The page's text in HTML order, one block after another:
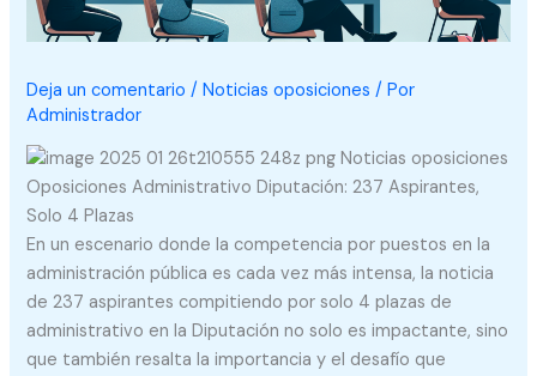
Deja un comentario /Noticias oposiciones / Por
Administrador
Oposiciones Administrativo Diputación: 237 Aspirantes,
Solo 4 Plazas
En un escenario donde la competencia por puestos en la
administración pública es cada vez más intensa, la noticia
de 237 aspirantes compitiendo por solo 4 plazas de
administrativo en la Diputación no solo es impactante, sino
que también resalta la importancia y el desafío que